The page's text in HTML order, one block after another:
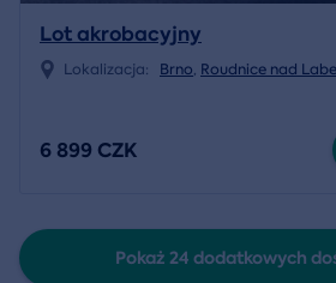
Lot akrobacyjny
Lokalizacja: Brno, Roudnice nad
6 899 CZK
Pokaż 24 dodatkowych